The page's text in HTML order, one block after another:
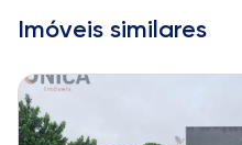
Imóveis similares